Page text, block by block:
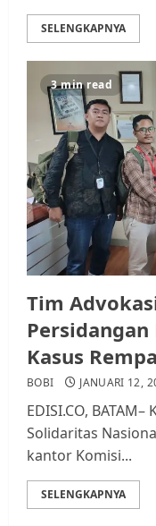
SELENGKAPNYA
3 min read
Tim
Kasus
BOBI JANUARI 12,
EDISI.CO,
Solidaritas
kantor Komisi...
SELENGKAPNYA